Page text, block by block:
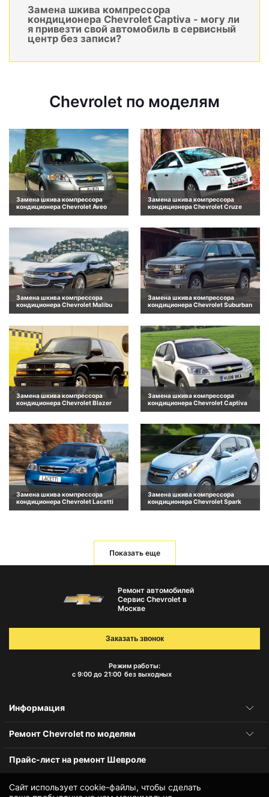
Замена шкива компрессора
кондиционера Chevrolet Captiva - могу ли
я привезти свой автомобиль в сервисный
центр без записи?
Chevrolet по моделям
Замена шкива компрессора
кондиционера Chevrolet Aveo
Замена шкива компрессора
кондиционера Chevrolet Cruze
Замена шкива компрессора
кондиционера Chevrolet Malibu
Замена шкива компрессора
кондиционера Chevrolet Suburban
Замена шкива компрессора
кондиционера Chevrolet Blazer
Замена шкива компрессора
кондиционера Chevrolet Captiva
Замена шкива компрессора
кондиционера Chevrolet Lacetti
Замена шкива компрессора
кондиционера Chevrolet Spark
Показать еще
Сайт использует cookie-файлы, чтобы сделать
Ремонт автомобилей
Сервис Chevrolet в
Москве
Режим работы:
с 9:00 до 21:00 без выходных
Заказать звонок
Информация
Ремонт Chevrolet по моделям
Прайс-лист на ремонт Шевроле